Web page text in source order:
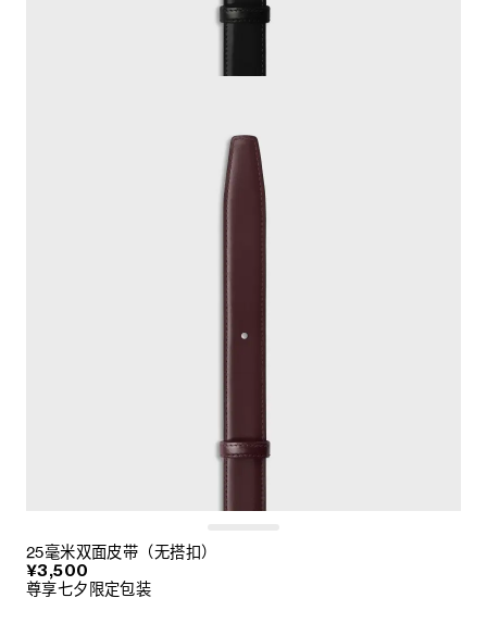
25毫米双面皮带（无搭扣）
¥3,500
尊享七夕限定包装